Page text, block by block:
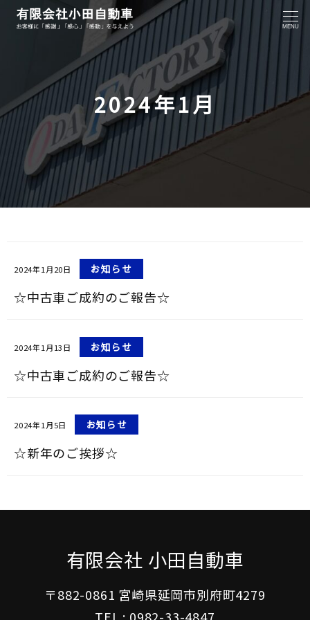
MENU
2024年1月
☆中古車ご成約のご報告☆
2024年1月20日 お知らせ
☆中古車ご成約のご報告☆
2024年1月13日 お知らせ
☆新年のご挨拶☆
2024年1月5日 お知らせ
有限会社 小田自動車
〒882-0861 宮崎県延岡市別府町4279